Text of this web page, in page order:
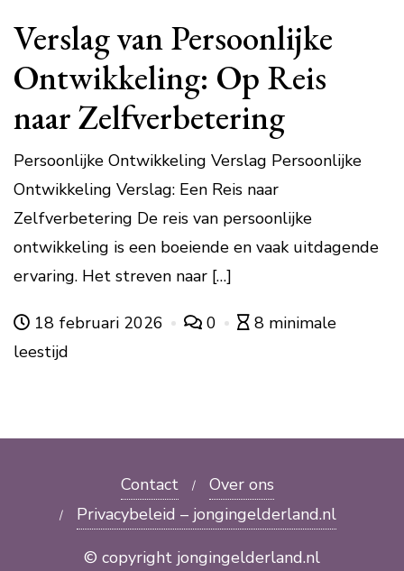
Verslag van Persoonlijke
Ontwikkeling: Op Reis
naar Zelfverbetering
Persoonlijke Ontwikkeling Verslag Persoonlijke
Ontwikkeling Verslag: Een Reis naar
Zelfverbetering De reis van persoonlijke
ontwikkeling is een boeiende en vaak uitdagende
ervaring. Het streven naar […]
18 februari 2026 0
8 minimale
leestijd
Contact
Over ons
Privacybeleid – jongingelderland.nl
© copyright jongingelderland.nl